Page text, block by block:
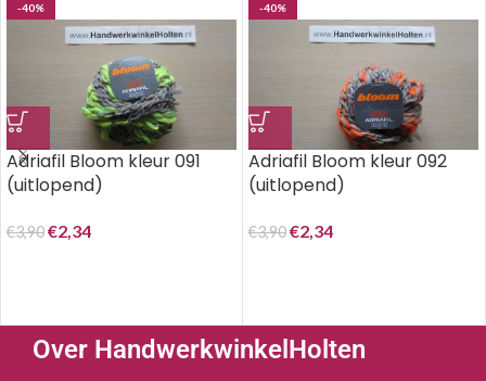
-40%
Adriafil Bloom kleur 091
(uitlopend)
€3,90€2,34
-40%
Adriafil Bloom kleur 092
(uitlopend)
€3,90€2,34
Over HandwerkwinkelHolten